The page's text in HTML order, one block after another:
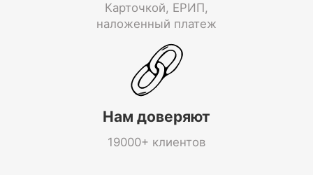
Карточкой, ЕРИП,
наложенный платеж
Нам доверяют
19000+ клиентов